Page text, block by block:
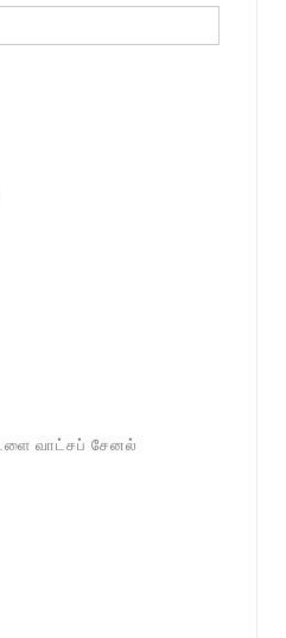
வாட்சப் சேனல்